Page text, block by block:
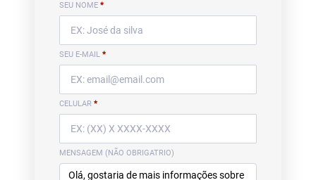
SEU NOME *
SEU E-MAIL *
CELULAR *
MENSAGEM (NÃO OBRIGATRIO)